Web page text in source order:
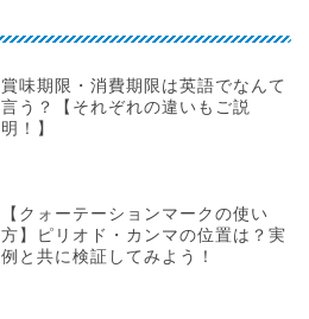
賞味期限・消費期限は英語でなんて
言う？【それぞれの違いもご説
明！】
【クォーテーションマークの使い
方】ピリオド・カンマの位置は？実
例と共に検証してみよう！